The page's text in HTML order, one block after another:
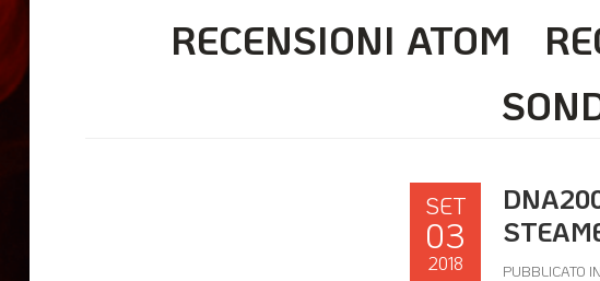
RECENSIONI ATOM
SET
03
2018 PUBBLICATO IN